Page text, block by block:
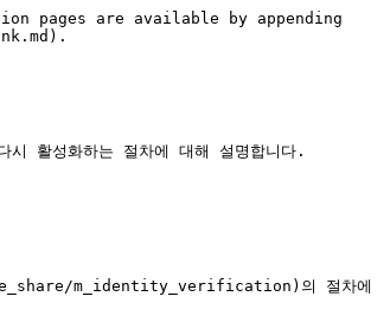
pages are available by appending
활성화하는 절차에 대해 설명합니다.
m_identity_verification)의 절차에